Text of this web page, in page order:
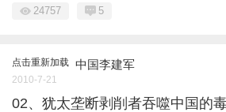
24757 5
点击重新加载 中国李建军
2010-7-21
02、犹太垄断剥削者吞噬中国的